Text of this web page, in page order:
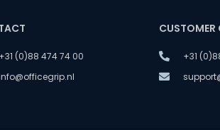
+31 (0)88 474 74 00
CUSTOMER
+31